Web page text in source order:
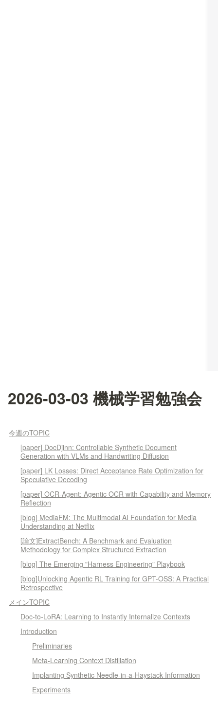
2026-03-03 機械学習勉強会
今週のTOPIC
[paper] DocDjinn: Controllable Synthetic Document
Generation with VLMs and Handwriting Diffusion
[paper] LK Losses: Direct Acceptance Rate Optimization for
Speculative Decoding
[paper] OCR-Agent: Agentic OCR with Capability and Memory
Reflection
[blog] MediaFM: The Multimodal AI Foundation for Media
Understanding at Netflix
[論文]ExtractBench: A Benchmark and Evaluation
Methodology for Complex Structured Extraction
[blog] The Emerging "Harness Engineering" Playbook
[blog]Unlocking Agentic RL Training for GPT-OSS: A Practical
Retrospective
メインTOPIC
Doc-to-LoRA: Learning to Instantly Internalize Contexts
Introduction
Preliminaries
Meta-Learning Context Distillation
Implanting Synthetic Needle-in-a-Haystack Information
Experiments